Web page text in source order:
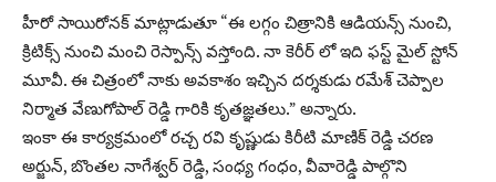
హీరో సాయిరోనక్ మాట్లాడుతూ “ఈ లగ్గం చిత్రానికి ఆడియన్స్ నుంచి,
క్రిటిక్స్ నుంచి మంచి రెస్పాన్స్ వస్తోంది. నా కెరీర్ లో ఇది ఫస్ట్ మైల్ స్టోన్
మూవీ. ఈ చిత్రంలో నాకు అవకాశం ఇచ్చిన దర్శకుడు రమేశ్ చెప్పాల
నిర్మాత వేణుగోపాల్ రెడ్డి గారికి కృతజ్ఞతలు.” అన్నారు.
ఇంకా ఈ కార్యక్రమంలో రచ్చ రవి కృష్ణుడు కిరీటి మాణిక్ రెడ్డి చరణ
అర్జున్, బొంతల నాగేశ్వర్ రెడ్డి, సంధ్య గంధం, వీవారెడ్డి పాల్గొని